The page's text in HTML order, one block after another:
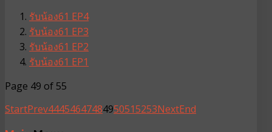
รับน้อง61 EP4
รับน้อง61 EP3
รับน้อง61 EP2
รับน้อง61 EP1
Page 49 of 55
StartPrev44454647484950515253NextEnd